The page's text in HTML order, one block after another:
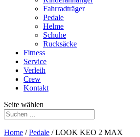
Fahrradträger
Pedale
Helme
Schuhe
Rucksäcke
Fitness
Service
Verleih
Crew
Kontakt
Seite wählen
Home /Pedale / LOOK KEO 2 MAX